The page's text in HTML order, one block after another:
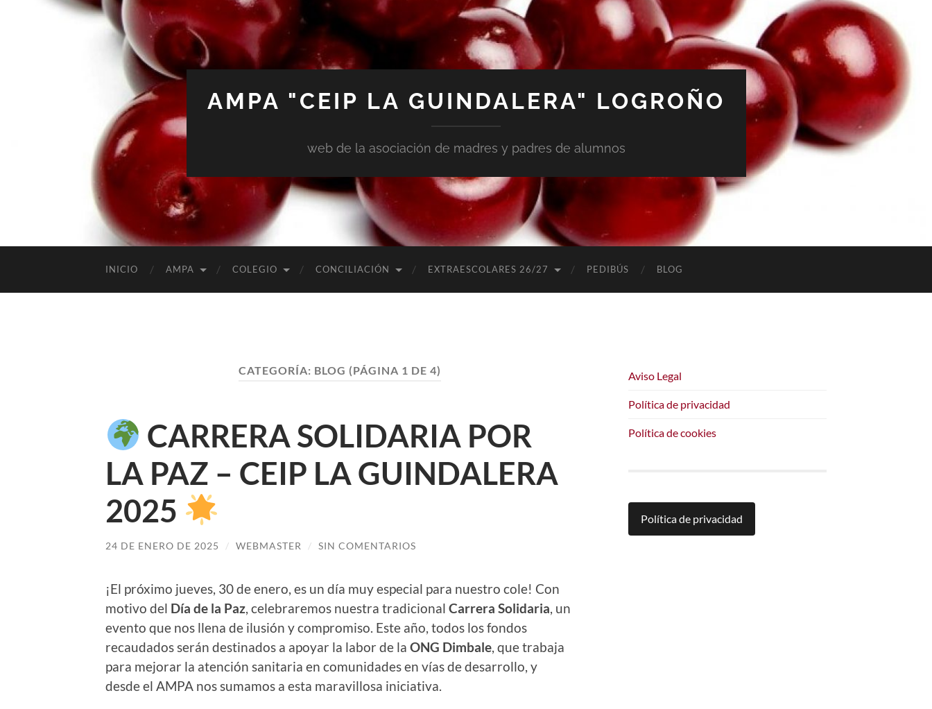
AMPA "CEIP LA GUINDALERA" LOGROÑO
web de la asociación de madres y padres de alumnos
INICIO AMPA COLEGIO CONCILIACIÓN EXTRAESCOLARES 26/27 PEDIBÚS BLOG
CATEGORÍA: BLOG (PÁGINA 1 DE 4)
CARRERA SOLIDARIA POR
LA PAZ – CEIP LA GUINDALERA
2025
24 DE ENERO DE 2025 / WEBMASTER / SIN COMENTARIOS
¡El próximo jueves, 30 de enero, es un día muy especial para nuestro cole! Con
motivo del Día de la Paz, celebraremos nuestra tradicional Carrera Solidaria, un
evento que nos llena de ilusión y compromiso. Este año, todos los fondos
recaudados serán destinados a apoyar la labor de la ONG Dimbale, que trabaja
para mejorar la atención sanitaria en comunidades en vías de desarrollo, y
desde el AMPA nos sumamos a esta maravillosa iniciativa.
Aviso Legal
Política de privacidad
Política de cookies
Política de privacidad